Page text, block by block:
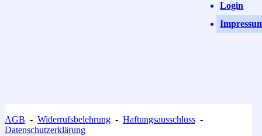
Login
AGB - Widerrufsbelehrung - Haftungsausschluss -
Datenschutzerklärung